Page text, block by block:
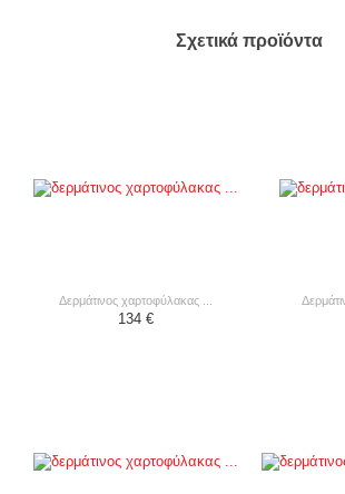
Σχετικά προϊόντα
δερμάτινος χαρτοφύλακας ...
134 €